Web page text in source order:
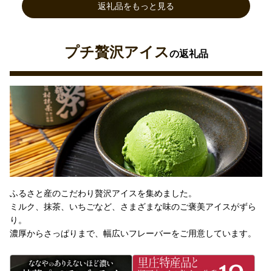
返礼品をもっと見る
プチ贅沢アイスの返礼品
ふるさと産のこだわり贅沢アイスを集めました。
ミルク、抹茶、いちごなど、さまざまな味のご褒美アイスがずら
り。
濃厚からさっぱりまで、幅広いフレーバーをご用意しています。